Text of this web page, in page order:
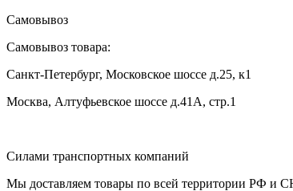
Самовывоз
Самовывоз товара:
Санкт-Петербург, Московское шоссе д.25, к1
Москва, Алтуфьевское шоссе д.41А, стр.1
Силами транспортных компаний
Мы доставляем товары по всей территории РФ и